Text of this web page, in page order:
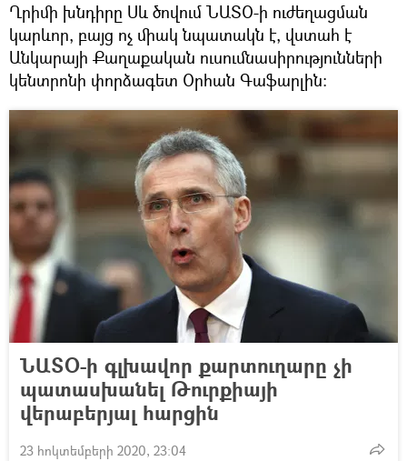
Ղրիմի խնդիրը Սև ծովում ՆԱՏՕ-ի ուժեղացման
կարևոր, բայց ոչ միակ նպատակն է, վստահ է
Անկարայի Քաղաքական ուսումնասիրությունների
կենտրոնի փորձագետ Օրհան Գաֆարլին։
ՆԱՏՕ-ի գլխավոր քարտուղարը չի
պատասխանել Թուրքիայի
վերաբերյալ հարցին
23 հոկտեմբերի 2020, 23:04